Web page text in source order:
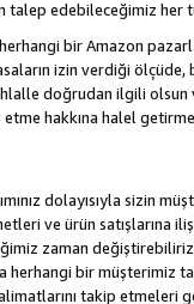
talep edebileceğimiz
bir Amazon
izin verdiği
doğrudan ilgili
hakkına halel
dolayısıyla sizin
ve ürün satışlarına
zaman
bir müşterimiz
takip etmeleri